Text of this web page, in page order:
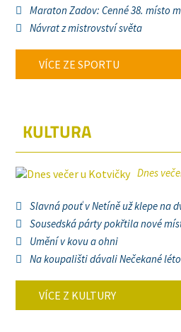
Maraton Zadov: Cenné 38. místo
Návrat z mistrovství světa
VÍCE ZE SPORTU
KULTURA
Dnes
Slavná pouť v Netíně už klepe na
Sousedská párty pokřtila nové
Umění v kovu a ohni
Na koupališti dávali Nečekané léto
VÍCE Z KULTURY